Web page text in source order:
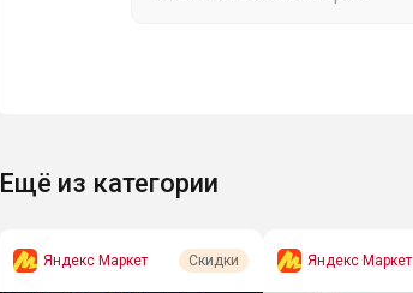
Ещё из категории
Яндекс Маркет Скидки Яндекс Маркет